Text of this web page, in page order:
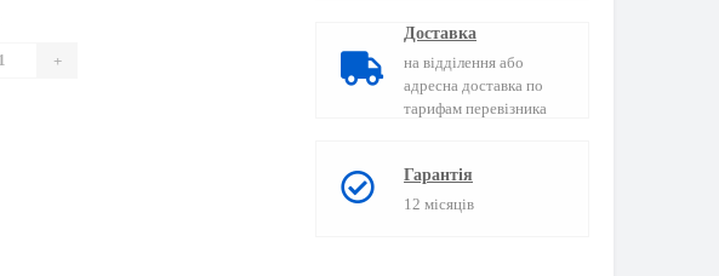
+
Доставка
на відділення або
адресна доставка по
тарифам перевізника
Гарантія
12 місяців